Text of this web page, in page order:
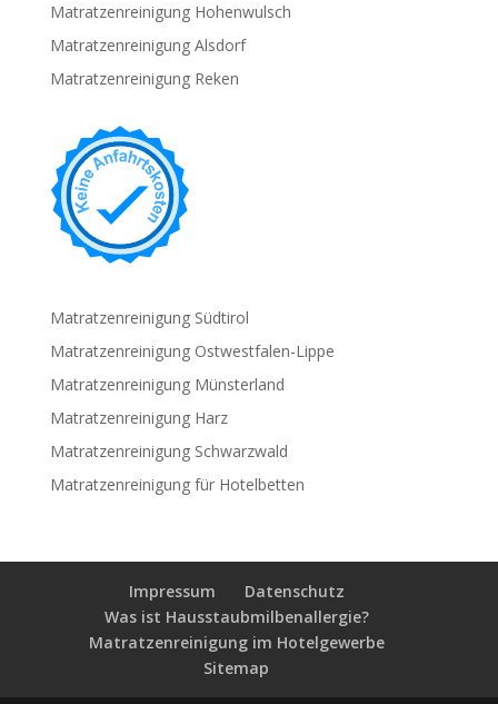
Matratzenreinigung Hohenwulsch
Matratzenreinigung Alsdorf
Matratzenreinigung Reken
Matratzenreinigung Südtirol
Matratzenreinigung Ostwestfalen-Lippe
Matratzenreinigung Münsterland
Matratzenreinigung Harz
Matratzenreinigung Schwarzwald
Matratzenreinigung für Hotelbetten
Impressum
Datenschutz
Was ist Hausstaubmilbenallergie?
Matratzenreinigung im Hotelgewerbe
Sitemap